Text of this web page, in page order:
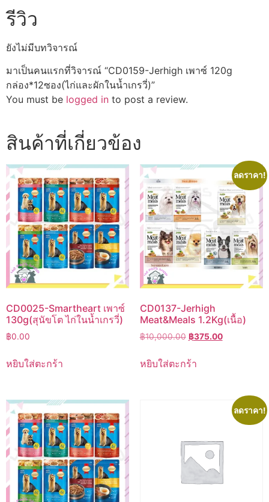
รีวิว
ยังไม่มีบทวิจารณ์
มาเป็นคนแรกที่วิจารณ์ “CD0159-Jerhigh เพาซ์ 120g
กล่อง*12ซอง(ไก่และผักในน้ำเกรวี่)”
You must be logged in to post a review.
สินค้าที่เกี่ยวข้อง
CD0025-Smartheart เพาซ์
130g(สุนัขโต ไก่ในน้ำเกรวี่)
฿0.00
หยิบใส่ตะกร้า
ลดราคา!
CD0137-Jerhigh
Meat&Meals 1.2Kg(เนื้อ)
฿10,000.00 Original
was:
฿375.00Current
หยิบใส่ตะกร้า
ลดราคา!